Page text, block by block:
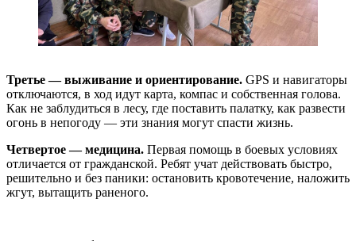
Третье — выживание и ориентирование. GPS и навигаторы
отключаются, в ход идут карта, компас и собственная голова.
Как не заблудиться в лесу, где поставить палатку, как развести
огонь в непогоду — эти знания могут спасти жизнь.
Четвертое — медицина. Первая помощь в боевых условиях
отличается от гражданской. Ребят учат действовать быстро,
решительно и без паники: остановить кровотечение, наложить
жгут, вытащить раненого.